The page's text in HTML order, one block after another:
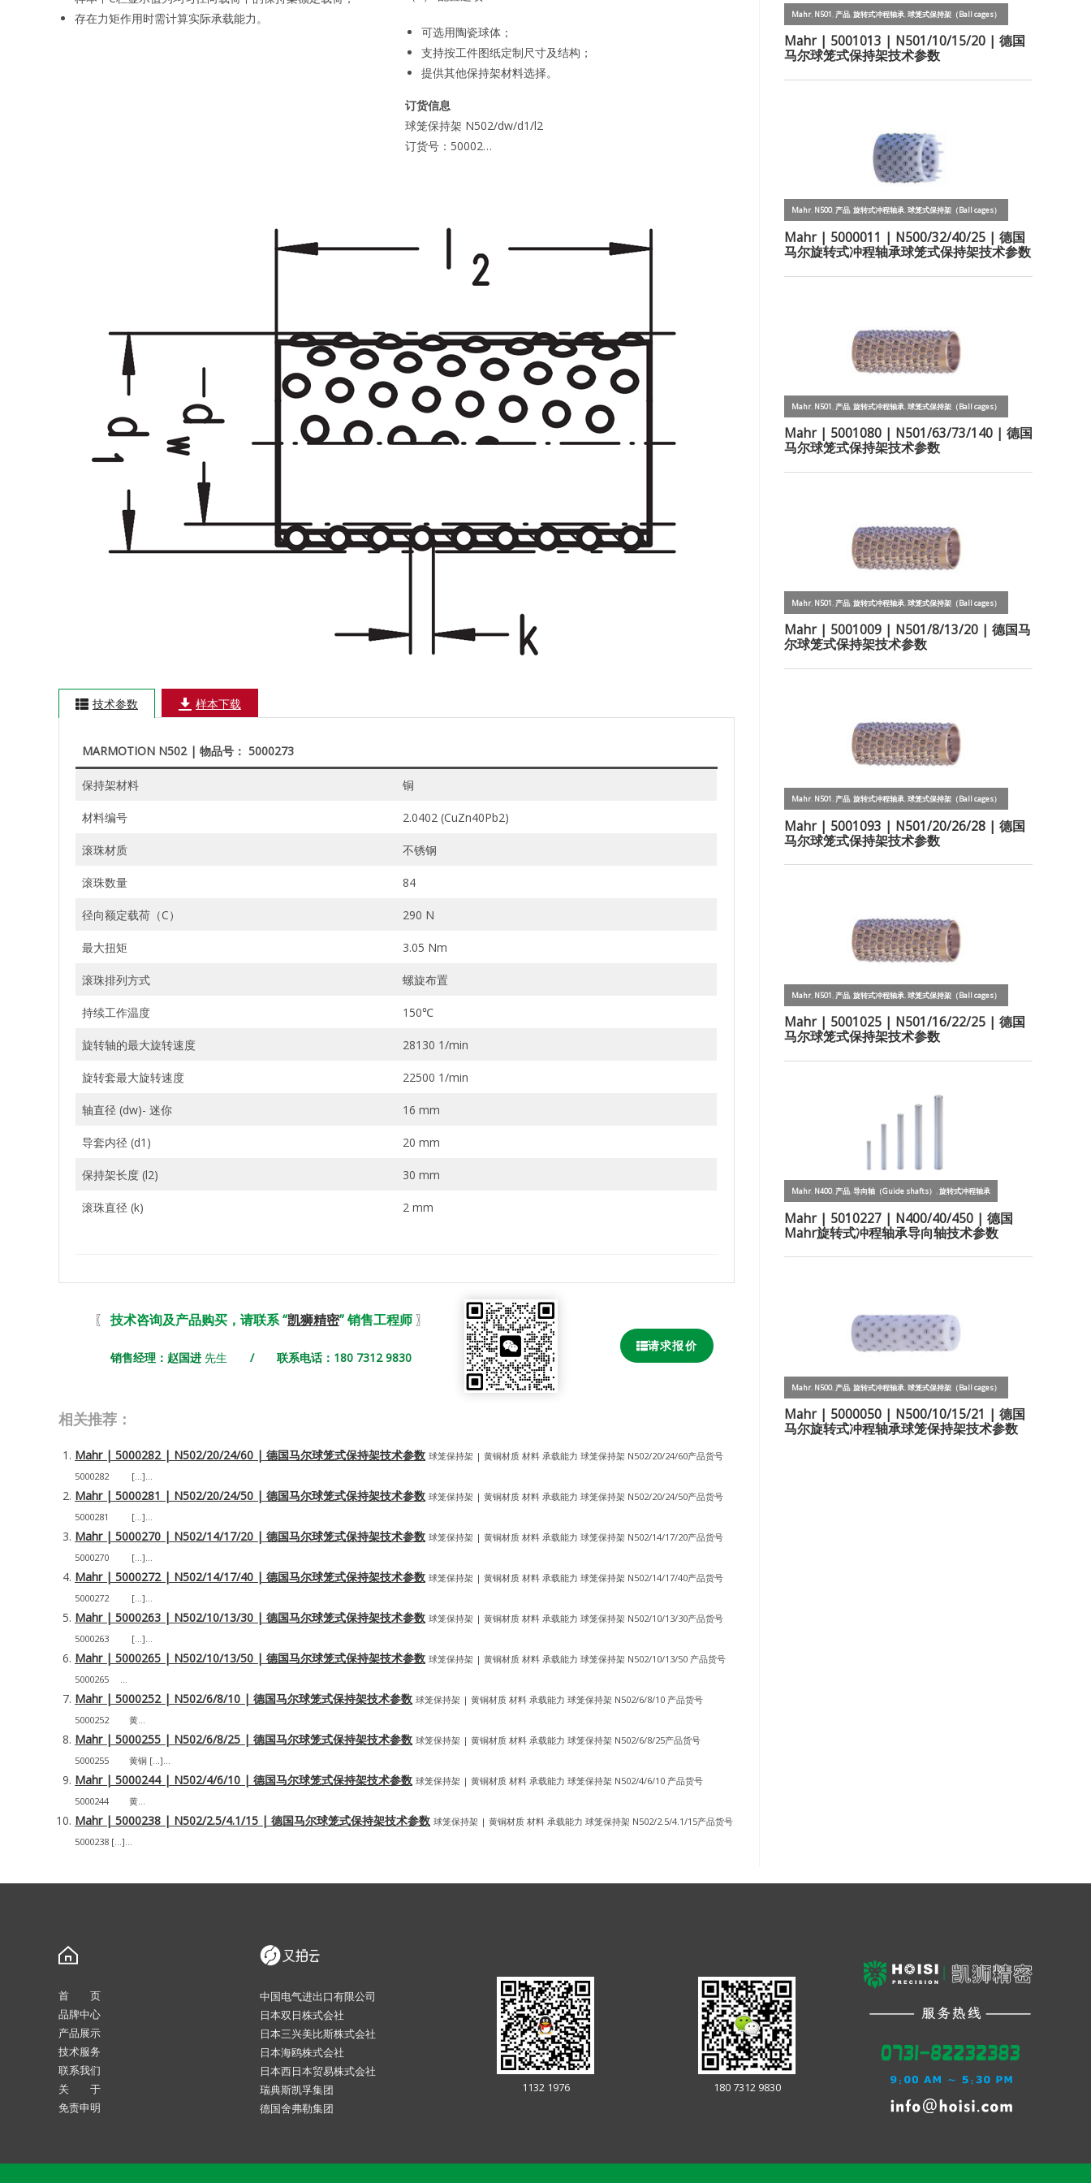
存在力矩作用时需计算实际承载能力。
可选用陶瓷球体；
支持按工件图纸定制尺寸及结构；
提供其他保持架材料选择。
订货信息
球笼保持架 N502/dw/d1/l2
订货号：50002…
技术参数 样本下载
MARMOTION N502 | 物品号： 5000273
保持架材料 铜
材料编号 2.0402 (CuZn40Pb2)
滚珠材质 不锈钢
滚珠数量 84
径向额定载荷（C） 290 N
最大扭矩 3.05 Nm
滚珠排列方式 螺旋布置
持续工作温度 150℃
旋转轴的最大旋转速度 28130 1/min
旋转套最大旋转速度 22500 1/min
轴直径 (dw)- 迷你 16 mm
导套内径 (d1) 20 mm
保持架长度 (l2) 30 mm
滚珠直径 (k) 2 mm
〖 技术咨询及产品购买，请联系 “凯狮精密” 销售工程师〗
销售经理：赵国进先生 / 联系电话：180 7312 9830
请求报价
相关推荐：
Mahr | 5000282 | N502/20/24/60 | 德国马尔球笼式保持架技术参数 球笼保持架 | 黄铜材质 材料 承载能力 球笼保持架 N502/20/24/60产品货号
5000282 […]...
Mahr | 5000281 | N502/20/24/50 | 德国马尔球笼式保持架技术参数 球笼保持架 | 黄铜材质 材料 承载能力 球笼保持架 N502/20/24/50产品货号
5000281 […]...
Mahr | 5000270 | N502/14/17/20 | 德国马尔球笼式保持架技术参数 球笼保持架 | 黄铜材质 材料 承载能力 球笼保持架 N502/14/17/20产品货号
5000270 […]...
Mahr | 5000272 | N502/14/17/40 | 德国马尔球笼式保持架技术参数 球笼保持架 | 黄铜材质 材料 承载能力 球笼保持架 N502/14/17/40产品货号
5000272 […]...
Mahr | 5000263 | N502/10/13/30 | 德国马尔球笼式保持架技术参数 球笼保持架 | 黄铜材质 材料 承载能力 球笼保持架 N502/10/13/30产品货号
5000263 […]...
Mahr | 5000265 | N502/10/13/50 | 德国马尔球笼式保持架技术参数 球笼保持架 | 黄铜材质 材料 承载能力 球笼保持架 N502/10/13/50 产品货号
5000265 ...
Mahr | 5000252 | N502/6/8/10 | 德国马尔球笼式保持架技术参数 球笼保持架 | 黄铜材质 材料 承载能力 球笼保持架 N502/6/8/10 产品货号
5000252 黄...
Mahr | 5000255 | N502/6/8/25 | 德国马尔球笼式保持架技术参数 球笼保持架 | 黄铜材质 材料 承载能力 球笼保持架 N502/6/8/25产品货号
5000255 黄铜 […]...
Mahr | 5000244 | N502/4/6/10 | 德国马尔球笼式保持架技术参数 球笼保持架 | 黄铜材质 材料 承载能力 球笼保持架 N502/4/6/10 产品货号
5000244 黄...
Mahr | 5000238 | N502/2.5/4.1/15 | 德国马尔球笼式保持架技术参数 球笼保持架 | 黄铜材质 材料 承载能力 球笼保持架 N502/2.5/4.1/15产品货号
5000238 […]...
首 页
品牌中心
产品展示
技术服务
联系我们
关 于
免责申明
中国电气进出口有限公司
日本双日株式会社
日本三兴美比斯株式会社
日本海鸥株式会社
日本西日本贸易株式会社
瑞典斯凯孚集团
德国舍弗勒集团
1132 1976 180 7312 9830